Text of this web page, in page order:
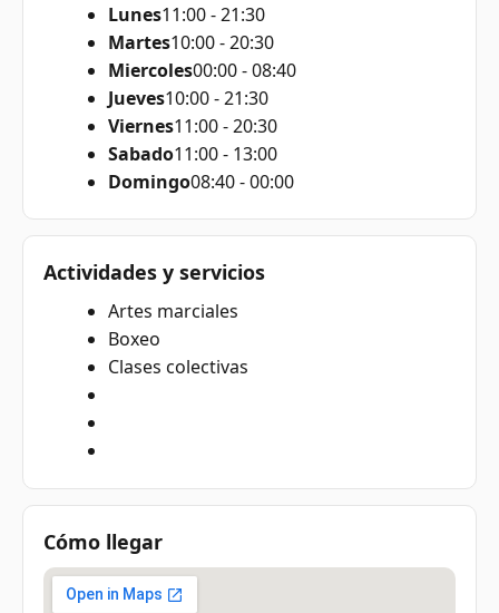
Lunes11:00 - 21:30
Martes10:00 - 20:30
Miercoles00:00 - 08:40
Jueves10:00 - 21:30
Viernes11:00 - 20:30
Sabado11:00 - 13:00
Domingo08:40 - 00:00
Actividades y servicios
Artes marciales
Boxeo
Clases colectivas
Cómo llegar